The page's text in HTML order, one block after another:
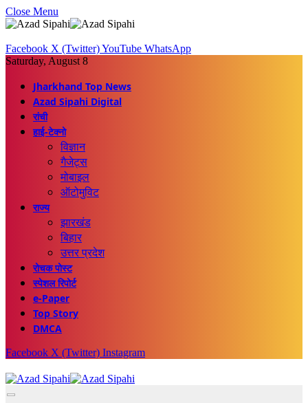
Close Menu
Facebook X (Twitter)YouTube WhatsApp
Saturday, August 8
Jharkhand Top News
Azad Sipahi Digital
रांची
हाई-टेक्नो
विज्ञान
गैजेट्स
मोबाइल
ऑटोमुविट
राज्य
झारखंड
बिहार
उत्तर प्रदेश
रोचक पोस्ट
स्पेशल रिपोर्ट
e-Paper
Top Story
DMCA
Facebook X (Twitter) Instagram